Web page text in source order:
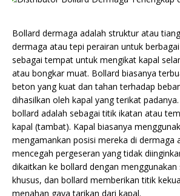
Bollard dermaga adalah struktur atau
dermaga atau tepi perairan untuk
sebagai tempat untuk mengikat kapal
atau bongkar muat. Bollard biasanya
beton yang kuat dan tahan terhadap
dihasilkan oleh kapal yang terikat
bollard adalah sebagai titik ikatan atau
kapal (tambat). Kapal biasanya
mengamankan posisi mereka di dermaga
mencegah pergeseran yang tidak
dikaitkan ke bollard dengan
khusus, dan bollard memberikan titik
menahan gaya tarikan dari kapal.